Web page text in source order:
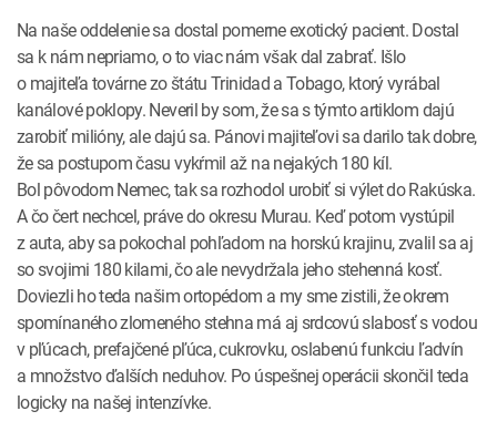
Na naše oddelenie sa dostal pomerne exotický pacient. Dostal
sa k nám nepriamo, o to viac nám však dal zabrať. Išlo
o majiteľa továrne zo štátu Trinidad a Tobago, ktorý vyrábal
kanálové poklopy. Neveril by som, že sa s týmto artiklom dajú
zarobiť milióny, ale dajú sa. Pánovi majiteľovi sa darilo tak dobre,
že sa postupom času vykŕmil až na nejakých 180 kíl.
Bol pôvodom Nemec, tak sa rozhodol urobiť si výlet do Rakúska.
A čo čert nechcel, práve do okresu Murau. Keď potom vystúpil
z auta, aby sa pokochal pohľadom na horskú krajinu, zvalil sa aj
so svojimi 180 kilami, čo ale nevydržala jeho stehenná kosť.
Doviezli ho teda našim ortopédom a my sme zistili, že okrem
spomínaného zlomeného stehna má aj srdcovú slabosť s vodou
v pľúcach, prefajčené pľúca, cukrovku, oslabenú funkciu ľadvín
a množstvo ďalších neduhov. Po úspešnej operácii skončil teda
logicky na našej intenzívke.